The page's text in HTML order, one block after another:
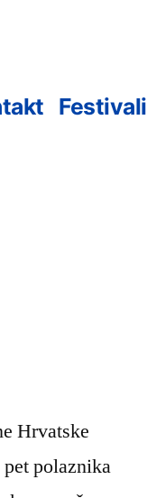
Festivali
Hrvatske
polaznika